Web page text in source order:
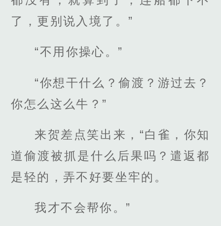
了，更别说入境了。”
“不用你操心。”
“你想干什么？偷渡？游过去？
你怎么这么牛？”
来贺差点笑出来，“白雀，你知
道偷渡被抓是什么后果吗？遣返都
是轻的，弄不好要坐牢的。
我才不会帮你。”